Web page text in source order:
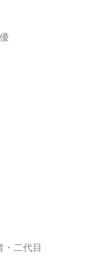
・二代目